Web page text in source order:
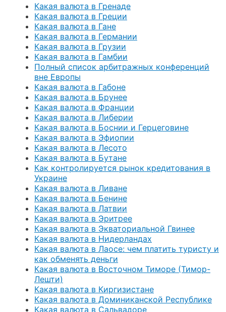
Какая валюта в Гренаде
Какая валюта в Греции
Какая валюта в Гане
Какая валюта в Германии
Какая валюта в Грузии
Какая валюта в Гамбии
Полный список арбитражных конференций
вне Европы
Какая валюта в Габоне
Какая валюта в Брунее
Какая валюта в Франции
Какая валюта в Либерии
Какая валюта в Боснии и Герцеговине
Какая валюта в Эфиопии
Какая валюта в Лесото
Какая валюта в Бутане
Как контролируется рынок кредитования в
Украине
Какая валюта в Ливане
Какая валюта в Бенине
Какая валюта в Латвии
Какая валюта в Эритрее
Какая валюта в Экваториальной Гвинее
Какая валюта в Нидерландах
Какая валюта в Лаосе: чем платить туристу и
как обменять деньги
Какая валюта в Восточном Тиморе (Тимор-
Лешти)
Какая валюта в Киргизистане
Какая валюта в Доминиканской Республике
Какая валюта в Сальвадоре